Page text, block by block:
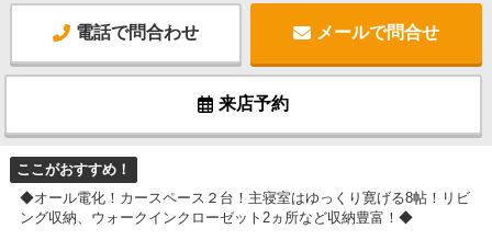
電話で問合わせ メールで問合せ
来店予約
ここがおすすめ！
◆オール電化！カースペース２台！主寝室はゆっくり寛げる8帖！リビ
ング収納、ウォークインクローゼット2ヵ所など収納豊富！◆